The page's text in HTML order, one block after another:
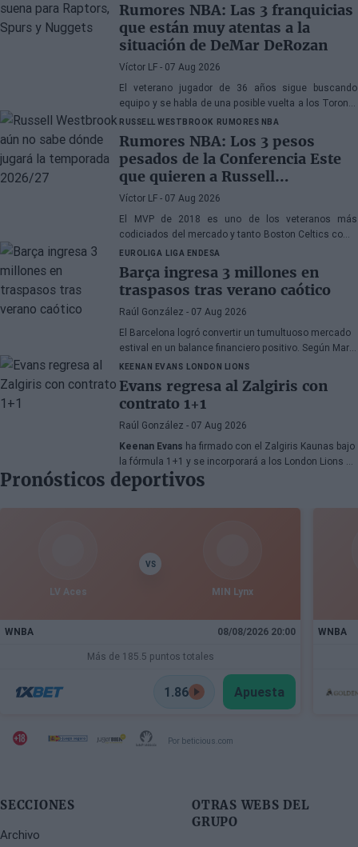
Rumores NBA: Las 3 franquicias
que están muy atentas a la
situación de DeMar DeRozan
Víctor LF - 07 Aug 2026
El veterano jugador de 36 años sigue buscando
equipo y se habla de una posible vuelta a los Toronto
Raptors o San Antonio Spurs, mientras Denver
Nuggets también forma parte de la ecuación
RUSSELL WESTBROOK RUMORES NBA
Rumores NBA: Los 3 pesos
pesados de la Conferencia Este
que quieren a Russell
Westbrook
Víctor LF - 07 Aug 2026
El MVP de 2018 es uno de los veteranos más
codiciados del mercado y tanto Boston Celtics como
Cleveland Cavaliers y Detroit Pistons estarían
interesados en hacerse con sus servicios
EUROLIGA LIGA ENDESA
Barça ingresa 3 millones en
traspasos tras verano caótico
Raúl González - 07 Aug 2026
El Barcelona logró convertir un tumultuoso mercado
estival en un balance financiero positivo. Según Marc
Mundet, la sección azulgrana ingresó cerca de tres
millones de euros procedentes de salidas de
jugadores, a pesar de un proceso de transferencias
marcado por la incertidumbre y los cambios de
última hora.
KEENAN EVANS LONDON LIONS
Evans regresa al Zalgiris con
contrato 1+1
Raúl González - 07 Aug 2026
Keenan Evans ha firmado con el Zalgiris Kaunas bajo
la fórmula 1+1 y se incorporará a los London Lions en
calidad de cedido durante la temporada 2026/27. El
base estadounidense continúa su proceso de
recuperación tras las lesiones sufridas en los
Pronósticos deportivos
LV Aces
VS
MIN Lynx
WNBA 08/08/2026 20:00
Más de 185.5 puntos totales
1.86 Apuesta
WNBA
Por beticious.com
SECCIONES
Archivo
OTRAS WEBS DEL
GRUPO